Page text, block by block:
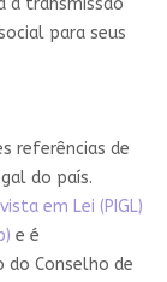
a transmissão
para seus
referências de
do país.
em Lei (PIGL)
e é
do Conselho de